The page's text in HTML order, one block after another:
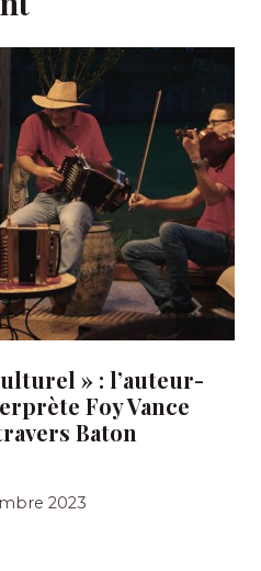
» : l’auteur-
Foy Vance
Baton
2023